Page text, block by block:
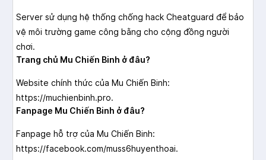
Server sử dụng hệ thống chống hack Cheatguard để bảo
vệ môi trường game công bằng cho cộng đồng người
chơi.
Trang chủ Mu Chiến Binh ở đâu?
Website chính thức của Mu Chiến Binh:
https://muchienbinh.pro.
Fanpage Mu Chiến Binh ở đâu?
Fanpage hỗ trợ của Mu Chiến Binh:
https://facebook.com/muss6huyenthoai.